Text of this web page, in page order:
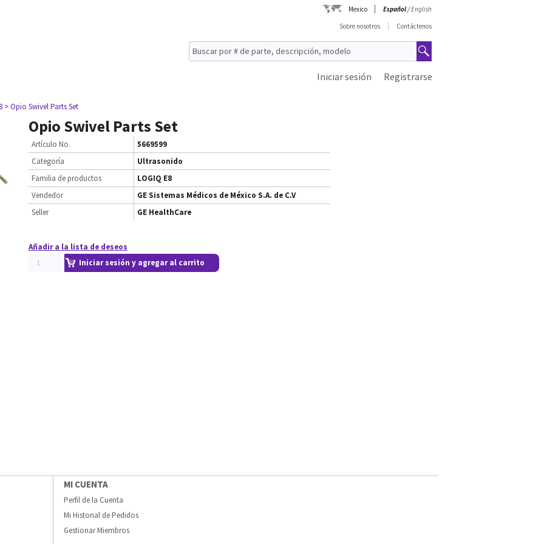
Mexico Español/English
Sobre nosotros
Contáctenos
Registrarse
Iniciar sesión
> Opio Swivel Parts Set
Opio Swivel Parts Set
Artículo No.
5669599
Categoría
Ultrasonido
Familia de productos
LOGIQ E8
Vendedor
GE Sistemas Médicos de México S.A. de C.V
Seller
GE HealthCare
Añadir a la lista de deseos
Iniciar sesión y agregar al carrito
MI CUENTA
Perfil de la Cuenta
Mi Historial de Pedidos
Gestionar Miembros